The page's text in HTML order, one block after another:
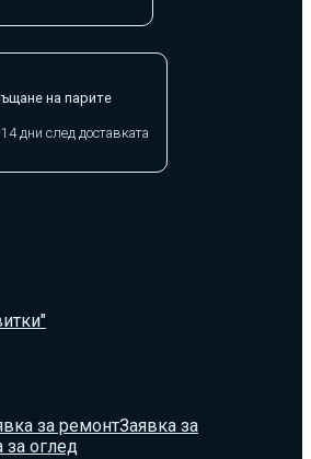
на парите
дни след доставката
за ремонтЗаявка за
за оглед